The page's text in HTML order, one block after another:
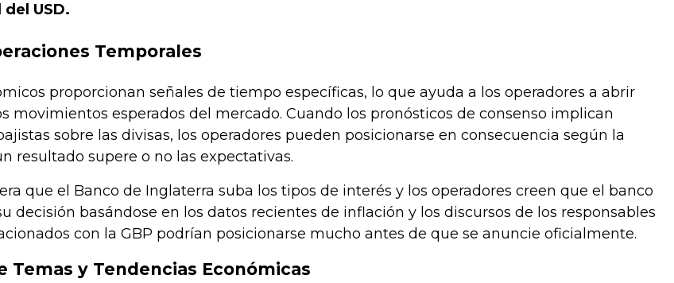
USD.
Temporales
proporcionan señales de tiempo específicas, lo que ayuda a los operadores a abrir
movimientos esperados del mercado. Cuando los pronósticos de consenso implican
sobre las divisas, los operadores pueden posicionarse en consecuencia según la
resultado supere o no las expectativas.
que el Banco de Inglaterra suba los tipos de interés y los operadores creen que el banco
decisión basándose en los datos recientes de inflación y los discursos de los responsables
con la GBP podrían posicionarse mucho antes de que se anuncie oficialmente.
Temas y Tendencias Económicas